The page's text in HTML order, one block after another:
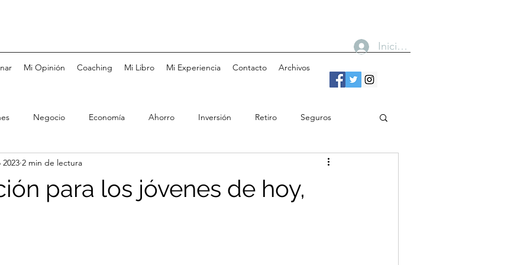
Iniciar sesión
Mi Opinión Coaching Mi Libro Mi Experiencia Contacto Archivos
Negocio Economía Ahorro Inversión Retiro Seguros
Tarjetas de Crédito
para los jóvenes de hoy,
2 min de lectura